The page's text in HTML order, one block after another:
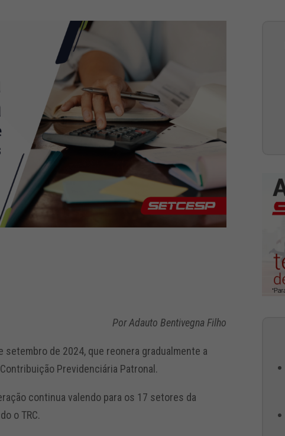
Por Adauto Bentivegna Filho
setembro de 2024, que reonera gradualmente a
Previdenciária Patronal.
continua valendo para os 17 setores da
o TRC.